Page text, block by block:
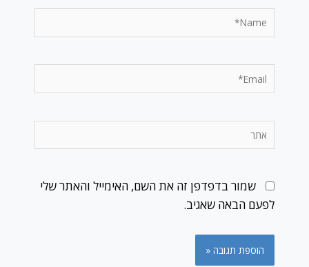
Name*
Email*
אתר
שמור בדפדפן זה את השם, האימייל והאתר שלי
לפעם הבאה שאגיב.